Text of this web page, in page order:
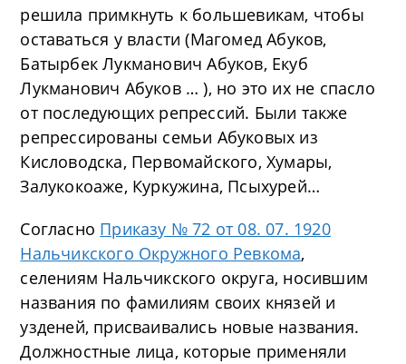
решила примкнуть к большевикам, чтобы
оставаться у власти (Магомед Абуков,
Батырбек Лукманович Абуков, Екуб
Лукманович Абуков … ), но это их не спасло
от последующих репрессий. Были также
репрессированы семьи Абуковых из
Кисловодска, Первомайского, Хумары,
Залукокоаже, Куркужина, Псыхурей…
Согласно Приказу № 72 от 08. 07. 1920
Нальчикского Окружного Ревкома,
селениям Нальчикского округа, носившим
названия по фамилиям своих князей и
узденей, присваивались новые названия.
Должностные лица, которые применяли